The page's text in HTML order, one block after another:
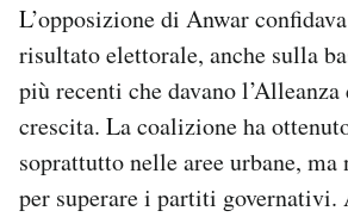
L’opposizione di Anwar
risultato elettorale, anche sulla
più recenti che davano
crescita. La coalizione ha
soprattutto nelle aree urbane, ma
per superare i partiti governativi.